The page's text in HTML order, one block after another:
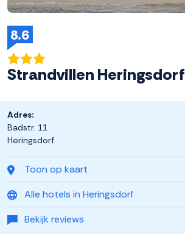
8.6
Strandvillen Heringsdorf
Toon op kaart
Alle hotels in Heringsdorf
Bekijk reviews
Adres:
Badstr. 11
Heringsdorf